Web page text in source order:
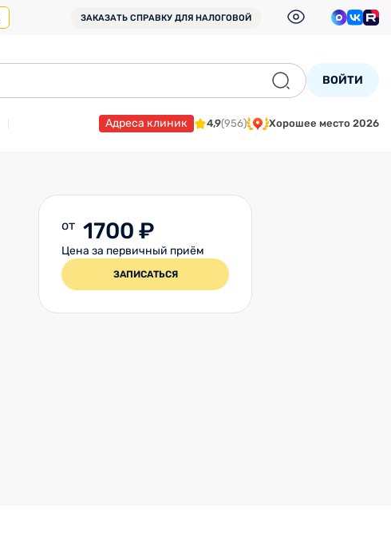
ЗАКАЗАТЬ СПРАВКУ ДЛЯ НАЛОГОВОЙ
ВОЙТИ
Адреса клиник 4,9(956) Хорошее место 2026
от 1700 ₽
Цена за первичный приём
ЗАПИСАТЬСЯ